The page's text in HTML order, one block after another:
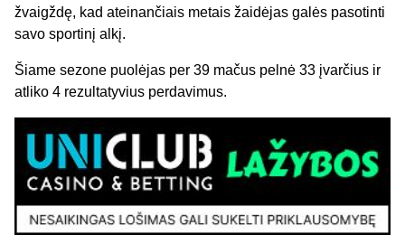
žvaigždę, kad ateinančiais metais žaidėjas galės pasotinti
savo sportinį alkį.
Šiame sezone puolėjas per 39 mačus pelnė 33 įvarčius ir
atliko 4 rezultatyvius perdavimus.